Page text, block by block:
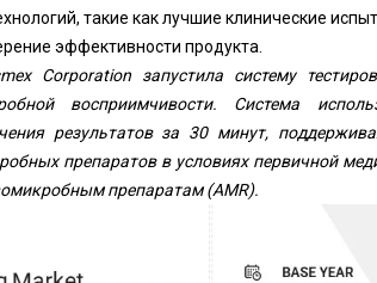
такие как лучшие клинические
эффективности продукта.
Corporation запустила систему
восприимчивости. Система
результатов за 30 минут,
препаратов в условиях первичной
препаратам (AMR).